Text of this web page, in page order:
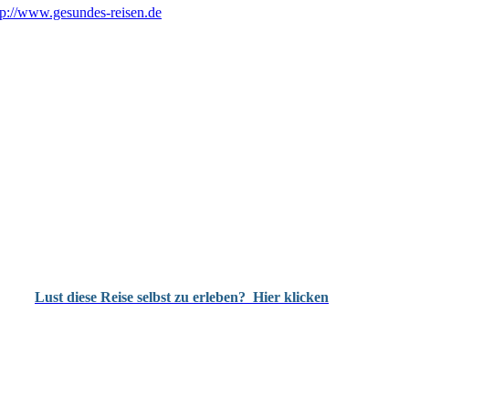
www.gesundes-reisen.de
Lust diese Reise selbst zu erleben? Hier klicken